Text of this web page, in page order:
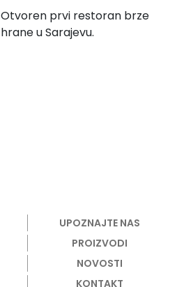
Otvoren prvi restoran brze
hrane u Sarajevu.
UPOZNAJTE NAS
PROIZVODI
NOVOSTI
KONTAKT